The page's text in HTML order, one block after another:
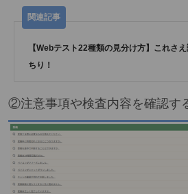
【Webテスト22種類の見分け方】これさ
ちり！
②注意事項や検査内容を確認す